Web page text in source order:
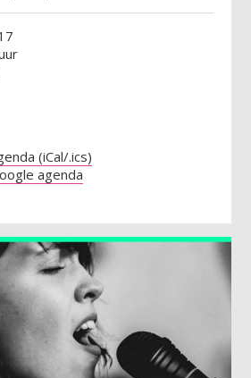
(iCal/.ics)
agenda